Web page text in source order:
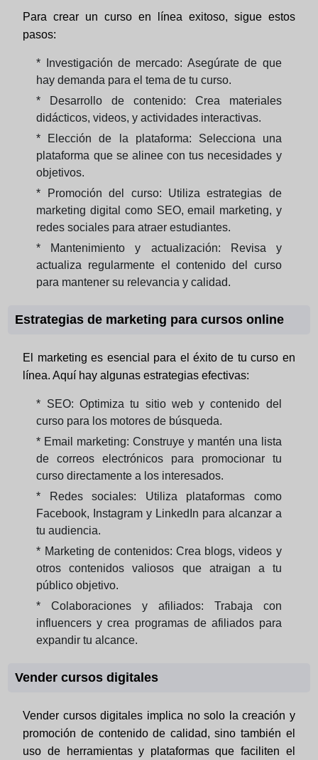
Para crear un curso en línea exitoso, sigue estos
pasos:
* Investigación de mercado: Asegúrate de que
hay demanda para el tema de tu curso.
* Desarrollo de contenido: Crea materiales
didácticos, videos, y actividades interactivas.
* Elección de la plataforma: Selecciona una
plataforma que se alinee con tus necesidades y
objetivos.
* Promoción del curso: Utiliza estrategias de
marketing digital como SEO, email marketing, y
redes sociales para atraer estudiantes.
* Mantenimiento y actualización: Revisa y
actualiza regularmente el contenido del curso
para mantener su relevancia y calidad.
Estrategias de marketing para cursos online
El marketing es esencial para el éxito de tu curso en
línea. Aquí hay algunas estrategias efectivas:
* SEO: Optimiza tu sitio web y contenido del
curso para los motores de búsqueda.
* Email marketing: Construye y mantén una lista
de correos electrónicos para promocionar tu
curso directamente a los interesados.
* Redes sociales: Utiliza plataformas como
Facebook, Instagram y LinkedIn para alcanzar a
tu audiencia.
* Marketing de contenidos: Crea blogs, videos y
otros contenidos valiosos que atraigan a tu
público objetivo.
* Colaboraciones y afiliados: Trabaja con
influencers y crea programas de afiliados para
expandir tu alcance.
Vender cursos digitales
Vender cursos digitales implica no solo la creación y
promoción de contenido de calidad, sino también el
uso de herramientas y plataformas que faciliten el